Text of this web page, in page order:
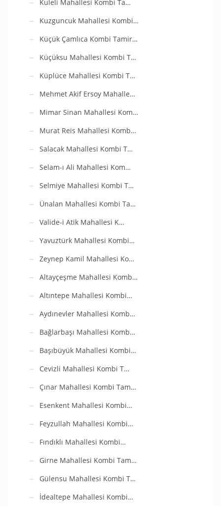
Kuleli Mahallesi Kombi Ta…
Kuzguncuk Mahallesi Kombi…
Küçük Çamlıca Kombi Tamir…
Küçüksu Mahallesi Kombi T…
Küplüce Mahallesi Kombi T…
Mehmet Akif Ersoy Mahalle…
Mimar Sinan Mahallesi Kom…
Murat Reis Mahallesi Komb…
Salacak Mahallesi Kombi T…
Selam-ı Ali Mahallesi Kom…
Selmiye Mahallesi Kombi T…
Ünalan Mahallesi Kombi Ta…
Valide-i Atik Mahallesi K…
Yavuztürk Mahallesi Kombi…
Zeynep Kamil Mahallesi Ko…
Altayçeşme Mahallesi Komb…
Altıntepe Mahallesi Kombi…
Aydınevler Mahallesi Komb…
Bağlarbaşı Mahallesi Komb…
Başıbüyük Mahallesi Kombi…
Cevizli Mahallesi Kombi T…
Çınar Mahallesi Kombi Tam…
Esenkent Mahallesi Kombi…
Feyzullah Mahallesi Kombi…
Fındıklı Mahallesi Kombi…
Girne Mahallesi Kombi Tam…
Gülensu Mahallesi Kombi T…
İdealtepe Mahallesi Kombi…